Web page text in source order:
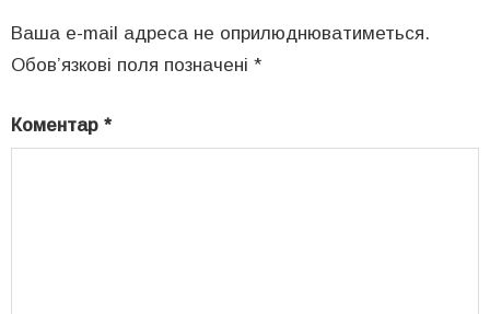
Ваша e-mail адреса не оприлюднюватиметься.
Обов’язкові поля позначені *
Коментар *